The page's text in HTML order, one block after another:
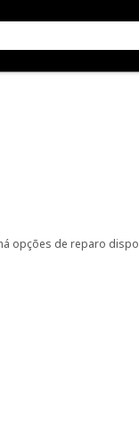
opções de reparo